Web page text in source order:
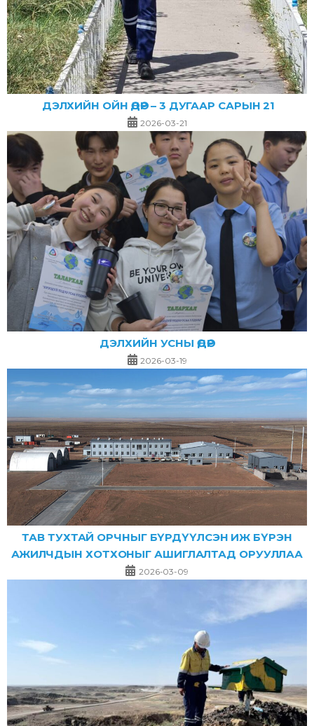
ДЭЛХИЙН ОЙН ӨДӨР – 3 ДУГААР САРЫН 21
2026-03-21
ДЭЛХИЙН УСНЫ ӨДӨР
2026-03-19
ТАВ ТУХТАЙ ОРЧНЫГ БҮРДҮҮЛСЭН ИЖ БҮРЭН
АЖИЛЧДЫН ХОТХОНЫГ АШИГЛАЛТАД ОРУУЛЛАА
2026-03-09